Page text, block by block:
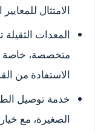
الامتثال
المعدات
متخصصة، خاصة
الاستفادة من
خدمة توصيل
الصغيرة، مع